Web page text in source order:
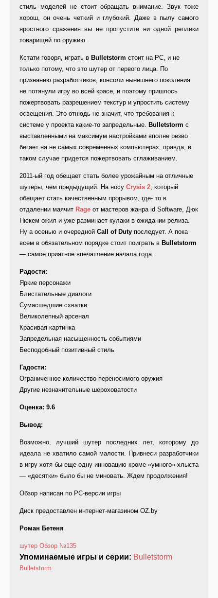
стиль моделей не стоит обращать внимание. Звук тоже
хорош, он очень четкий и глубокий. Даже в пылу самого
яростного сражения вы не пропустите ни одной реплики
товарищей по оружию.
Кстати говоря, играть в Bulletstorm стоит на PC, и не
только потому, что это шутер от первого лица. По
признанию разработчиков, консоли нынешнего поколения
не потянули игру во всей красе, и поэтому пришлось
пожертвовать разрешением текстур и упростить систему
освещения. Это отнюдь не значит, что требования к
системе у проекта какие-то запредельные. Bulletstorm с
выставленными на максимум настройками вполне резво
бегает на не самых современных компьютерах, правда, в
таком случае придется пожертвовать сглаживанием.
2011-ый год обещает стать более урожайным на отличные
шутеры, чем предыдущий. На носу Crysis 2, который
обещает стать качественным прорывом, где- то в
отдалении маячит Rage от мастеров жанра id Software, Дюк
Нюкем ожил и уже разминает кулаки в ожидании релиза.
Ну а осенью и очередной Call of Duty последует. А пока
всем в обязательном порядке стоит поиграть в Bulletstorm
— самое приятное впечатление начала года.
Радости:
Яркие персонажи
Блистательные диалоги
Сумасшедшие схватки
Великолепный арсенал
Красивая картинка
Запредельная насыщенность событиями
Бесподобный позитивный стиль
Гадости:
Ограниченное количество переносимого оружия
Другие незначительные шероховатости
Оценка: 9.6
Вывод:
Возможно, лучший шутер последних лет, которому до
идеала не хватило самой малости. Привнеси разработчики
в игру хотя бы еще одну инновацию кроме «умного» хлыста
— «десятки» было бы не миновать. Ждем продолжения!
Обзор написан по PC-версии игры
Диск предоставлен интернет-магазином OZ.by
Роман Бетеня
шутер Обзор №135
Упоминаемые игры и серии: Bulletstorm
Bulletstorm